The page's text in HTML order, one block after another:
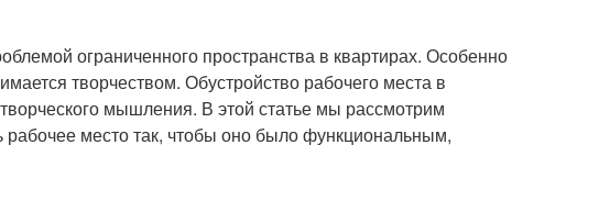
ограниченного пространства в квартирах. Особенно
творчеством. Обустройство рабочего места в
мышления. В этой статье мы рассмотрим
место так, чтобы оно было функциональным,